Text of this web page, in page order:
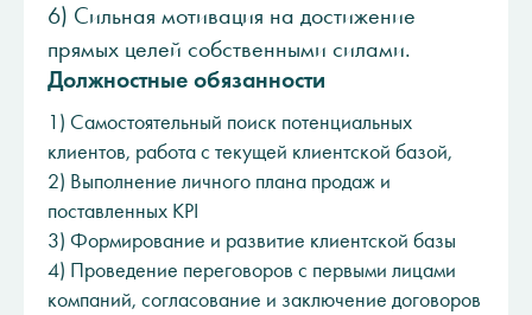
6) Сильная мотивация на достижение
прямых целей собственными силами.
Должностные обязанности
1) Самостоятельный поиск потенциальных
клиентов, работа с текущей клиентской базой,
2) Выполнение личного плана продаж и
поставленных KPI
3) Формирование и развитие клиентской базы
4) Проведение переговоров с первыми лицами
компаний, согласование и заключение договоров